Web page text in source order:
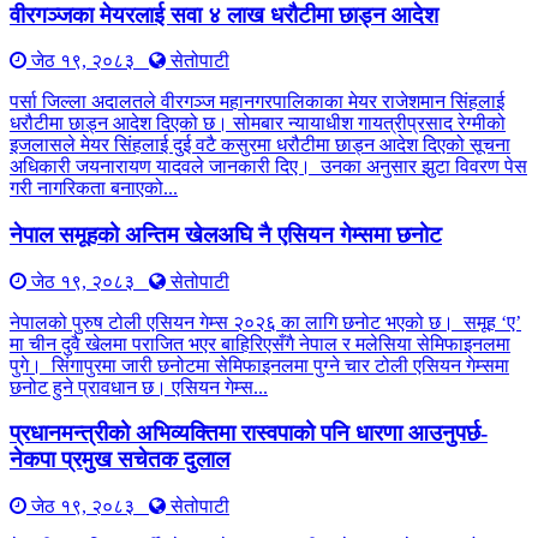
वीरगञ्जका मेयरलाई सवा ४ लाख धरौटीमा छाड्न आदेश
जेठ १९, २०८३
सेतोपाटी
पर्सा जिल्ला अदालतले वीरगञ्ज महानगरपालिकाका मेयर राजेशमान सिंहलाई
धरौटीमा छाड्न आदेश दिएको छ। सोमबार न्यायाधीश गायत्रीप्रसाद रेग्मीको
इजलासले मेयर सिंहलाई दुई वटै कसुरमा धरौटीमा छाड्न आदेश दिएको सूचना
अधिकारी जयनारायण यादवले जानकारी दिए। उनका अनुसार झुटा विवरण पेस
गरी नागरिकता बनाएको...
नेपाल समूहको अन्तिम खेलअघि नै एसियन गेम्समा छनोट
जेठ १९, २०८३
सेतोपाटी
नेपालको पुरुष टोली एसियन गेम्स २०२६ का लागि छनोट भएको छ। समूह ‘ए’
मा चीन दुवै खेलमा पराजित भएर बाहिरिएसँगै नेपाल र मलेसिया सेमिफाइनलमा
पुगे। सिंगापुरमा जारी छनोटमा सेमिफाइनलमा पुग्ने चार टोली एसियन गेम्समा
छनोट हुने प्रावधान छ। एसियन गेम्स...
प्रधानमन्त्रीको अभिव्यक्तिमा रास्वपाको पनि धारणा आउनुपर्छ-
नेकपा प्रमुख सचेतक दुलाल
जेठ १९, २०८३
सेतोपाटी